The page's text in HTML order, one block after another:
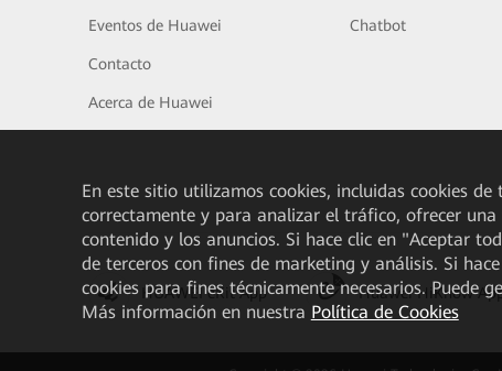
Eventos de Huawei
Contacto
Acerca de Huawei
Chatbot
HUAWEI eKit App Huawei HiKnow
En este sitio utilizamos cookies, incluidas cookies
correctamente y para analizar el tráfico, ofrecer
contenido y los anuncios. Si hace clic en "Aceptar
de terceros con fines de marketing y análisis. Si
cookies para fines técnicamente necesarios. Puede
Más información en nuestra Política de Cookies